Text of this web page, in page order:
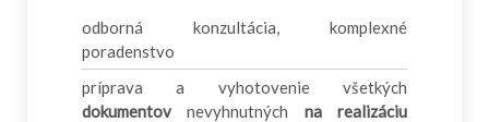
odborná konzultácia, komplexné
poradenstvo
príprava a vyhotovenie všetkých
dokumentov nevyhnutných na realizáciu